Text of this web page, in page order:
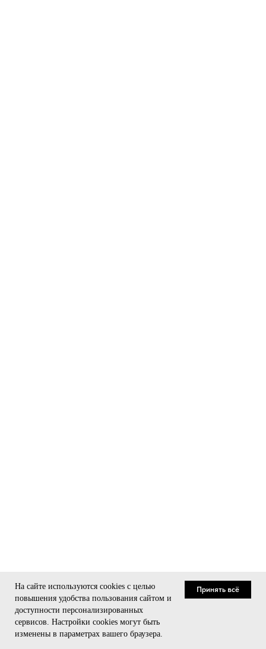
На сайте используются cookies с целью
повышения удобства пользования сайтом и
доступности персонализированных
сервисов. Настройки cookies могут быть
изменены в параметрах вашего браузера.
Принять всё